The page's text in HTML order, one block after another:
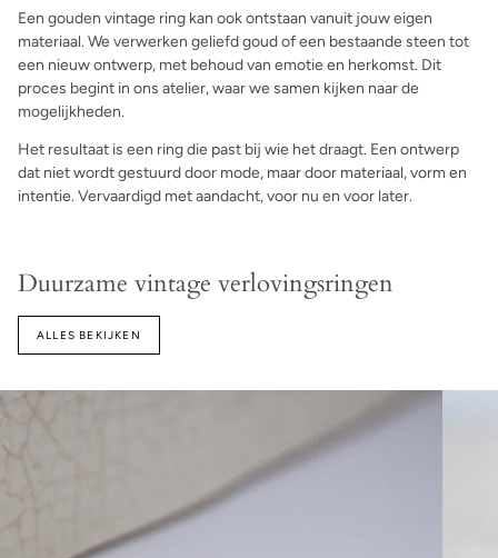
Een gouden vintage ring kan ook ontstaan vanuit jouw eigen
materiaal. We verwerken geliefd goud of een bestaande steen tot
een nieuw ontwerp, met behoud van emotie en herkomst. Dit
proces begint in ons atelier, waar we samen kijken naar de
mogelijkheden.
Het resultaat is een ring die past bij wie het draagt. Een ontwerp
dat niet wordt gestuurd door mode, maar door materiaal, vorm en
intentie. Vervaardigd met aandacht, voor nu en voor later.
Duurzame vintage verlovingsringen
ALLES BEKIJKEN